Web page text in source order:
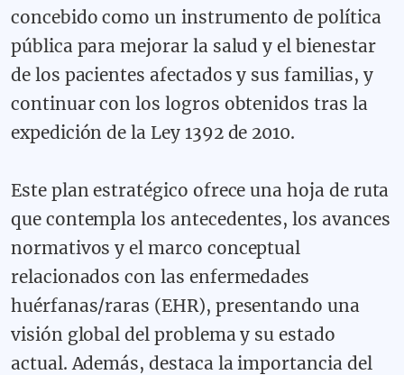
concebido como un instrumento de política
pública para mejorar la salud y el bienestar
de los pacientes afectados y sus familias, y
continuar con los logros obtenidos tras la
expedición de la Ley 1392 de 2010.
Este plan estratégico ofrece una hoja de ruta
que contempla los antecedentes, los avances
normativos y el marco conceptual
relacionados con las enfermedades
huérfanas/raras (EHR), presentando una
visión global del problema y su estado
actual. Además, destaca la importancia del